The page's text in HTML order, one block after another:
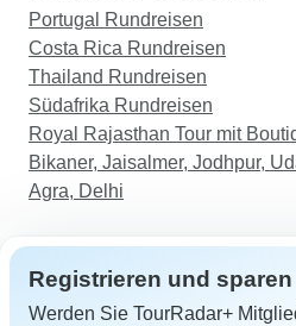
Portugal Rundreisen
Costa Rica Rundreisen
Thailand Rundreisen
Südafrika Rundreisen
Royal Rajasthan Tour mit
Bikaner, Jaisalmer, Jodhpur,
Agra, Delhi
Registrieren und sparen
Werden Sie TourRadar+